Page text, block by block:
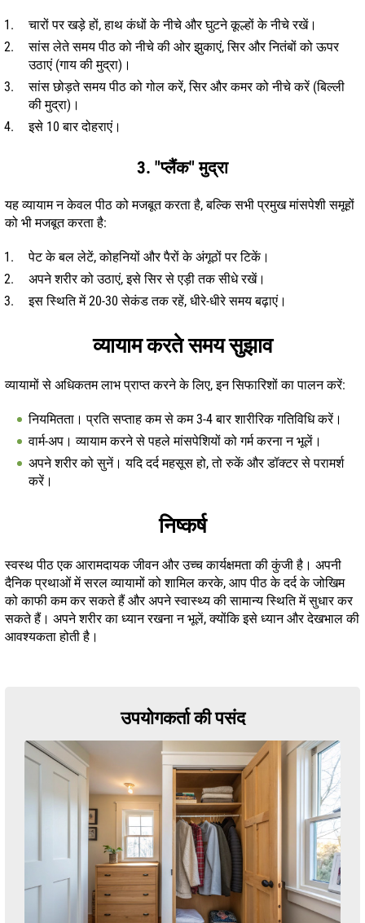
चारों पर खड़े हों, हाथ कंधों के नीचे और घुटने कूल्हों के नीचे रखें।
सांस लेते समय पीठ को नीचे की ओर झुकाएं, सिर और नितंबों को ऊपर
उठाएं (गाय की मुद्रा)।
सांस छोड़ते समय पीठ को गोल करें, सिर और कमर को नीचे करें (बिल्ली
की मुद्रा)।
इसे 10 बार दोहराएं।
3. "प्लैंक" मुद्रा
यह व्यायाम न केवल पीठ को मजबूत करता है, बल्कि सभी प्रमुख मांसपेशी समूहों
को भी मजबूत करता है:
पेट के बल लेटें, कोहनियों और पैरों के अंगूठों पर टिकें।
अपने शरीर को उठाएं, इसे सिर से एड़ी तक सीधे रखें।
इस स्थिति में 20-30 सेकंड तक रहें, धीरे-धीरे समय बढ़ाएं।
व्यायाम करते समय सुझाव
व्यायामों से अधिकतम लाभ प्राप्त करने के लिए, इन सिफारिशों का पालन करें:
नियमितता। प्रति सप्ताह कम से कम 3-4 बार शारीरिक गतिविधि करें।
वार्म-अप। व्यायाम करने से पहले मांसपेशियों को गर्म करना न भूलें।
अपने शरीर को सुनें। यदि दर्द महसूस हो, तो रुकें और डॉक्टर से परामर्श
करें।
निष्कर्ष
स्वस्थ पीठ एक आरामदायक जीवन और उच्च कार्यक्षमता की कुंजी है। अपनी
दैनिक प्रथाओं में सरल व्यायामों को शामिल करके, आप पीठ के दर्द के जोखिम
को काफी कम कर सकते हैं और अपने स्वास्थ्य की सामान्य स्थिति में सुधार कर
सकते हैं। अपने शरीर का ध्यान रखना न भूलें, क्योंकि इसे ध्यान और देखभाल की
आवश्यकता होती है।
उपयोगकर्ता की पसंद